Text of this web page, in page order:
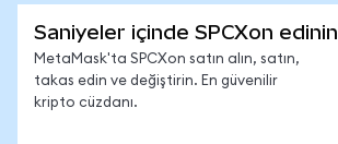
Saniyeler içinde SPCXon edinin
MetaMask'ta SPCXon satın alın, satın,
takas edin ve değiştirin. En güvenilir
kripto cüzdanı.